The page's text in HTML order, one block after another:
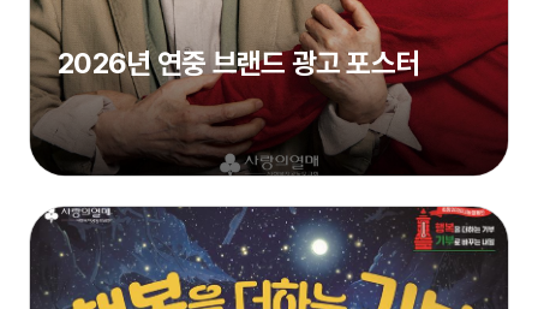
2026년 연중 브랜드 광고 포스터